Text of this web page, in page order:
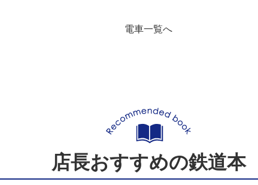
電車一覧へ
店長おすすめの鉄道本